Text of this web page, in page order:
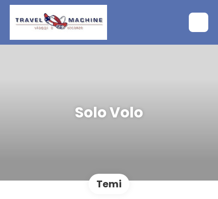
Solo Volo
Temi